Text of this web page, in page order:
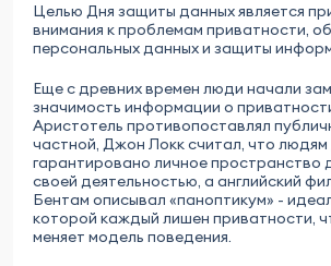
Целью Дня защиты данных является
внимания к проблемам приватности,
персональных данных и защиты
Еще с древних времен люди начали
значимость информации о
Аристотель противопоставлял
частной, Джон Локк считал, что
гарантировано личное пространство
своей деятельностью, а английский
Бентам описывал «паноптикум» -
которой каждый лишен приватности,
меняет модель поведения.